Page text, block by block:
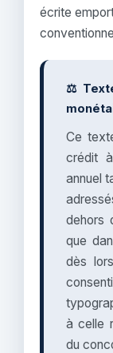
écrite
⚖️
Ce
crédit
annuel
dehors
que
dès
à celle
du